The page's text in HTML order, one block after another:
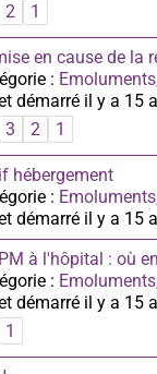
1
2
en cause de la
:
démarré il y a 15
1
2
3
hébergement
:
démarré il y a 15
à l'hôpital : où
:
démarré il y a 15
1